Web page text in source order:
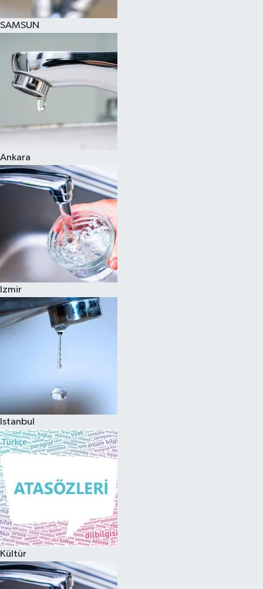
SAMSUN
Ankara
Izmir
Istanbul
Kültür